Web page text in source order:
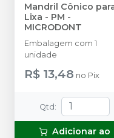
Mandril Cônico
Lixa - PM -
MICRODONT
Embalagem com 1
unidade
R$ 13,48 no Pix
Qtd:
Adicionar ao